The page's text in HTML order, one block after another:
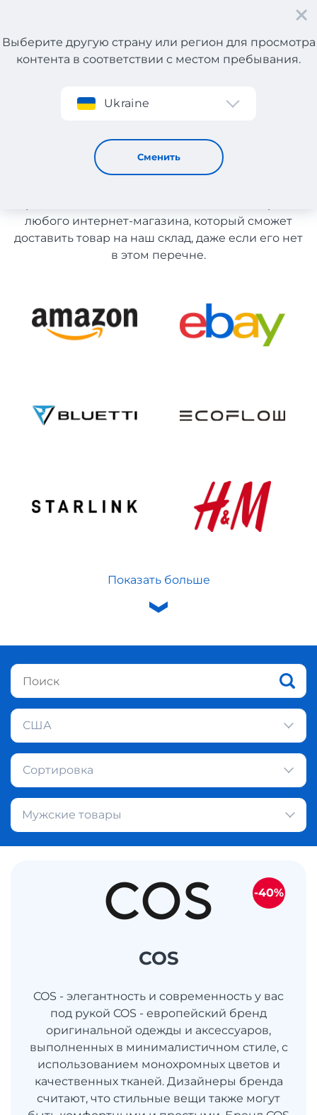
Регистрация
Выберите другую страну или регион для просмотра
контента в соответствии с местом пребывания.
Ukraine
Сменить
Мужские товары из США
Мужские товары из США
любого интернет-магазина, который сможет
доставить товар на наш склад, даже если его нет
в этом перечне.
Показать больше
США
Сортировка
Мужские товары
COS
COS - элегантность и современность у вас
под рукой COS - европейский бренд
оригинальной одежды и аксессуаров,
выполненных в минималистичном стиле, с
использованием монохромных цветов и
качественных тканей. Дизайнеры бренда
считают, что стильные вещи также могут
-40%